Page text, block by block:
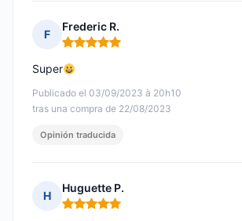
F
Frederic R.
Nota: 5 de 5
Publicado el 03/09/2023 à 20h10
tras una compra de 22/08/2023
Super
Opinión traducida
H
Huguette P.
Nota: 5 de 5